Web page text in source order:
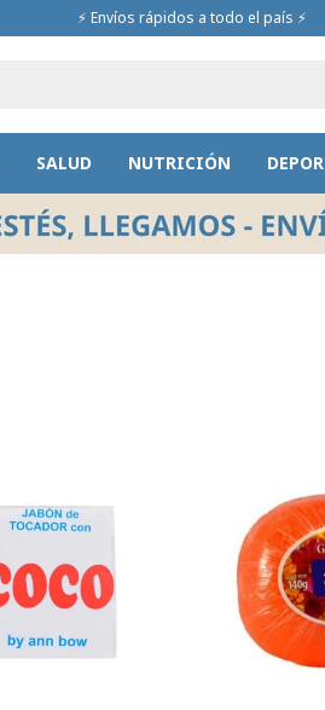
SALUD NUTRICIÓN
⚡ Envíos rápidos a todo el país ⚡